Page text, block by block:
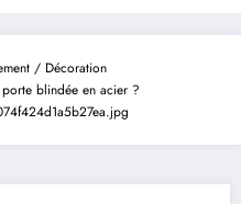
/ Décoration
blindée en acier ?